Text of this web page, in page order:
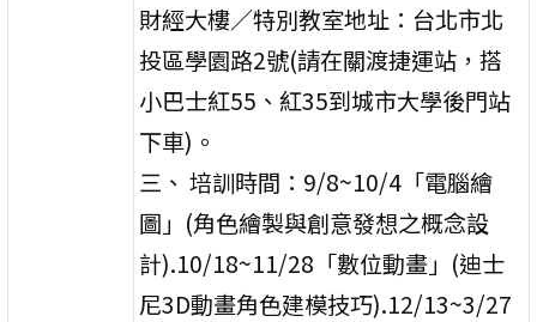
財經大樓／特別教室地址：台北市北
投區學園路2號(請在關渡捷運站，搭
小巴士紅55、紅35到城市大學後門站
下車)。
三、 培訓時間：9/8~10/4「電腦繪
圖」(角色繪製與創意發想之概念設
計).10/18~11/28「數位動畫」(迪士
尼3D動畫角色建模技巧).12/13~3/27